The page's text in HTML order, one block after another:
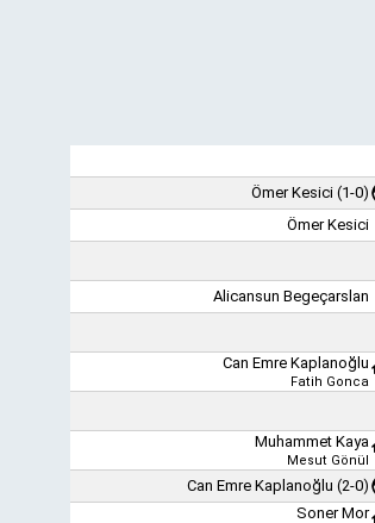
Ömer Kesici (1-0)
Ömer Kesici
Alicansun Begeçarslan
Can Emre Kaplanoğlu
Fatih Gonca
Muhammet Kaya
Mesut Gönül
Can Emre Kaplanoğlu (2-0)
Soner Mor